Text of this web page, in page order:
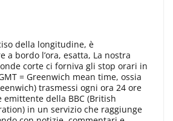
della longi­tudine, è
a bordo l’ora, esatta, La nostra
corte ci forniva gli stop orari in
= Greenwich mean time, ossia
trasmessi ogni ora 24 ore
della BBC (British
in un servizio che raggiunge